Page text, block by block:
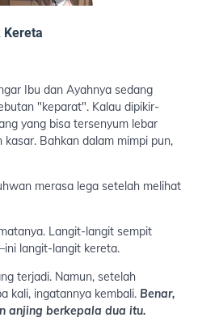
Kereta
Ibu dan Ayahnya sedang
"keparat". Kalau dipikir-
yang bisa tersenyum lebar
Bahkan dalam mimpi pun,
merasa lega setelah melihat
Langit-langit sempit
langit-langit kereta.
terjadi. Namun, setelah
kali, ingatannya kembali. Benar,
anjing berkepala dua itu.